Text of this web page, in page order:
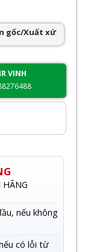
gốc/Xuất xứ
VINH
nếu không
có lỗi từ